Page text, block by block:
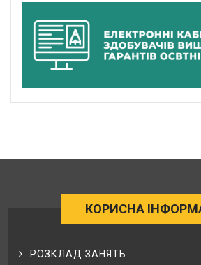
КОРИСНА
РОЗКЛАД ЗАНЯТЬ